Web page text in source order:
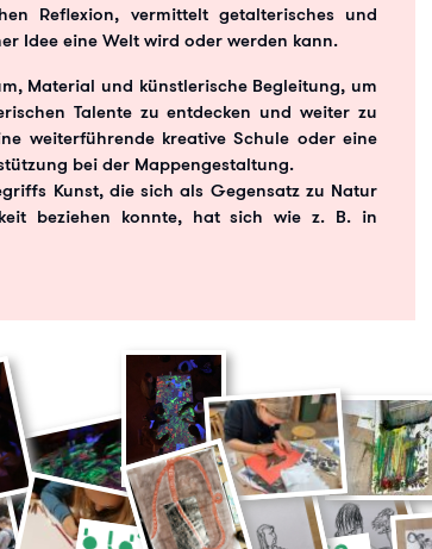
Reflexion, vermittelt getalterisches und
Idee eine Welt wird oder werden kann.
Material und künstlerische Begleitung, um
Talente zu entdecken und weiter zu
weiterführende kreative Schule oder eine
bei der Mappengestaltung.
Kunst, die sich als Gegensatz zu Natur
beziehen konnte, hat sich wie z. B. in